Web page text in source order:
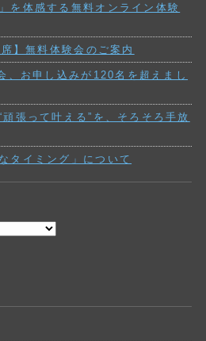
を体感する無料オンライン体験
】無料体験会のご案内
、お申し込みが120名を超えまし
頑張って叶える”を、そろそろ手放
タイミング」について